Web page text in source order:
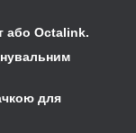
або Octalink.
для